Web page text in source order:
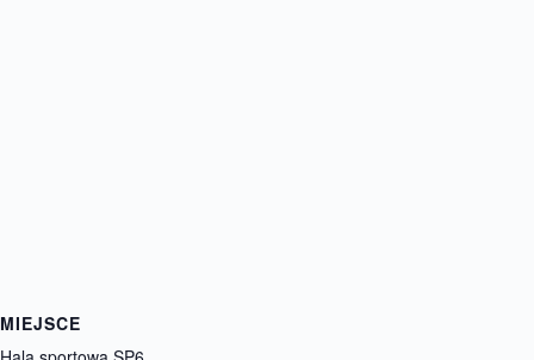
MIEJSCE